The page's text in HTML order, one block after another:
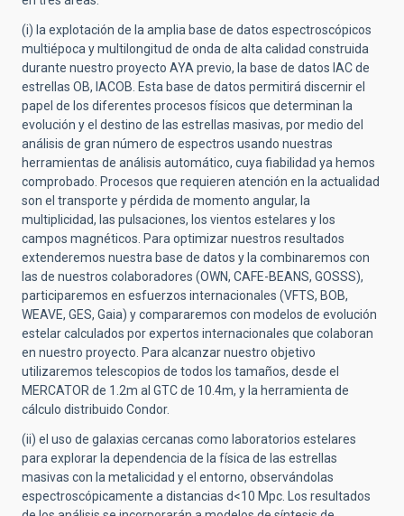
(i) la explotación de la amplia base de datos espectroscópicos
multiépoca y multilongitud de onda de alta calidad construida
durante nuestro proyecto AYA previo, la base de datos IAC de
estrellas OB, IACOB. Esta base de datos permitirá discernir el
papel de los diferentes procesos físicos que determinan la
evolución y el destino de las estrellas masivas, por medio del
análisis de gran número de espectros usando nuestras
herramientas de análisis automático, cuya fiabilidad ya hemos
comprobado. Procesos que requieren atención en la actualidad
son el transporte y pérdida de momento angular, la
multiplicidad, las pulsaciones, los vientos estelares y los
campos magnéticos. Para optimizar nuestros resultados
extenderemos nuestra base de datos y la combinaremos con
las de nuestros colaboradores (OWN, CAFE-BEANS, GOSSS),
participaremos en esfuerzos internacionales (VFTS, BOB,
WEAVE, GES, Gaia) y compararemos con modelos de evolución
estelar calculados por expertos internacionales que colaboran
en nuestro proyecto. Para alcanzar nuestro objetivo
utilizaremos telescopios de todos los tamaños, desde el
MERCATOR de 1.2m al GTC de 10.4m, y la herramienta de
cálculo distribuido Condor.
(ii) el uso de galaxias cercanas como laboratorios estelares
para explorar la dependencia de la física de las estrellas
masivas con la metalicidad y el entorno, observándolas
espectroscópicamente a distancias d<10 Mpc. Los resultados